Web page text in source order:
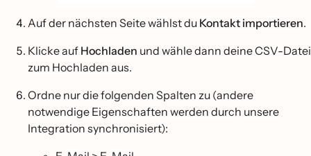
Auf der nächsten Seite wählst du Kontakt importieren.
Klicke auf Hochladen und wähle dann deine CSV-Datei
zum Hochladen aus.
Ordne nur die folgenden Spalten zu (andere
notwendige Eigenschaften werden durch unsere
Integration synchronisiert):